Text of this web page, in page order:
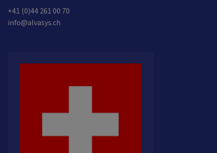
+41 (0)44 261 00 70
info@alvasys.ch